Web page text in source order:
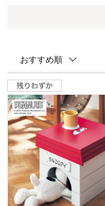
おすすめ順